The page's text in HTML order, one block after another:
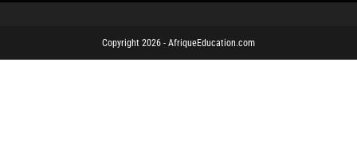
Copyright 2026 - AfriqueEducation.com